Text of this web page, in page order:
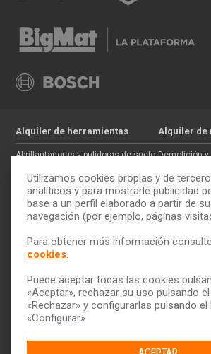
Alquiler de herramientas
Abrillantadoras y pulidoras de suelo
Tratamiento de maderas
Pintura y paredes
Electricidad
Alquiler de
Demolición
Movimiento
Auxiliar de
Trabajos en
Tarifas y ofertas
Servicio de transporte
Descarga nuestro catálogo
Trabaja con
Ética y
Utilizamos cookies propias y de
analíticos y para mostrarle publicidad
base a un perfil elaborado a partir de
navegación (por ejemplo, páginas
Para obtener más información
cookies.
Puede aceptar todas las cookies
«Aceptar», rechazar su uso pulsando
«Rechazar» y configurarlas pulsando
«Configurar»